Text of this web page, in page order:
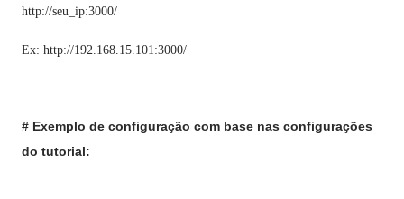
http://seu_ip:3000/
Ex: http://192.168.15.101:3000/
# Exemplo de configuração com base nas configurações
do tutorial: